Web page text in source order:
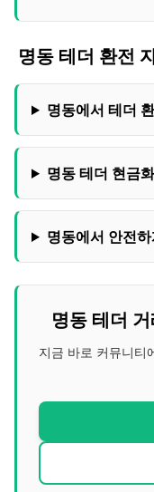
명동 테더 환전
명동에서 테더
명동테더 현금
명동에서 안전
명동 테더
지금 바로 커뮤니티